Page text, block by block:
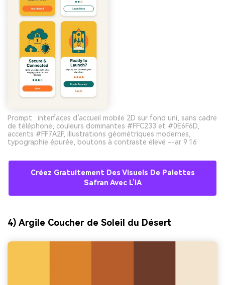
Prompt : interfaces d’accueil mobile 2D sur fond uni, sans cadre
de téléphone, couleurs dominantes #FFC233 et #0E6F6D,
accents #FF7A2F, illustrations géométriques modernes,
typographie épurée, boutons à contraste élevé --ar 9:16
Créez Gratuitement Des Visuels De Palettes
Safran Avec L’IA
4) Argile Coucher de Soleil du Désert